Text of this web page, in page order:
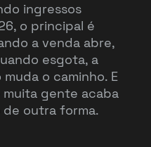
ingressos
o principal é
a venda abre,
esgota, a
o caminho. E
gente acaba
outra forma.